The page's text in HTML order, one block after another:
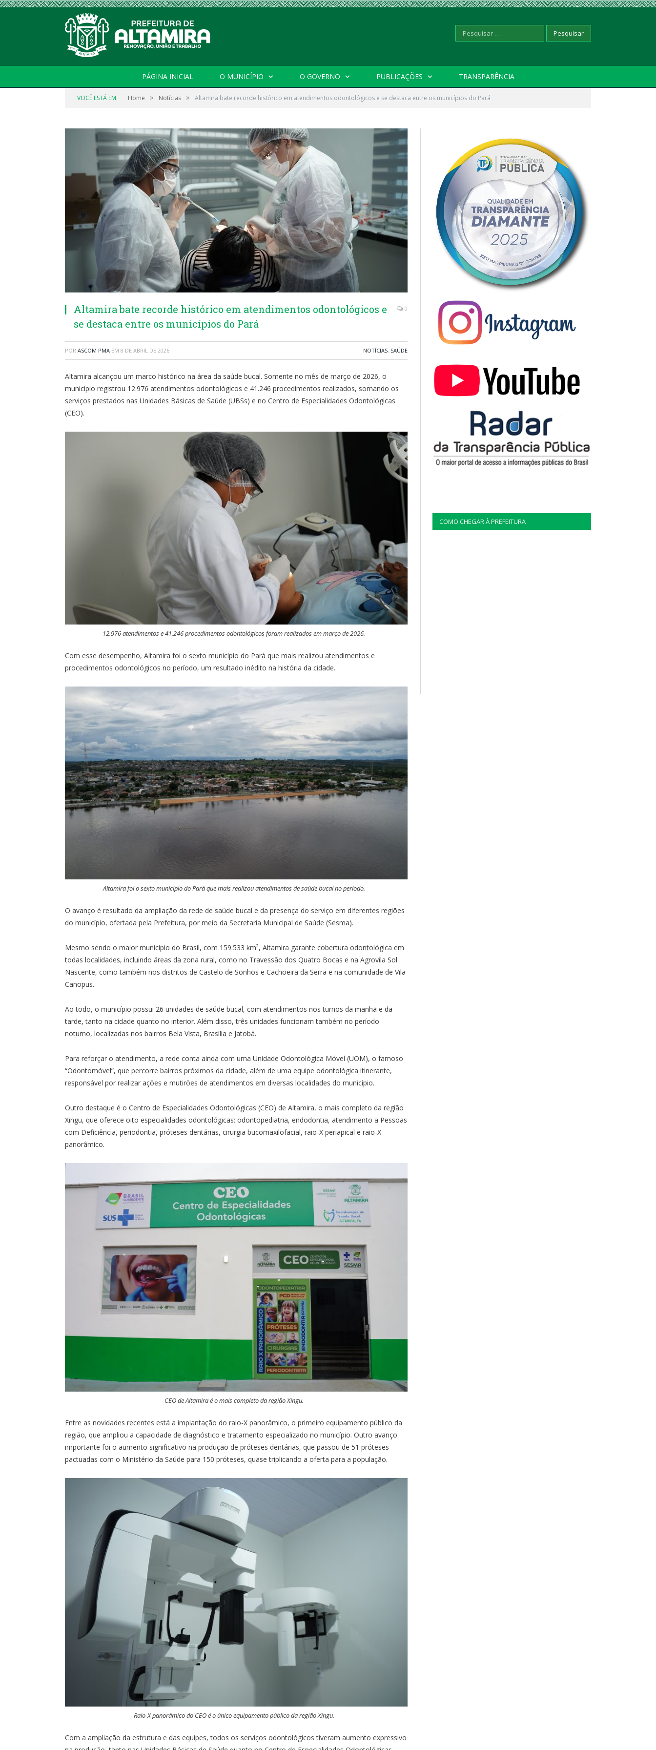
Pesquisar
por:
PÁGINA INICIAL O MUNICÍPIO O GOVERNO PUBLICAÇÕES TRANSPARÊNCIA
VOCÊ ESTÁ EM: Home » Notícias » Altamira bate recorde histórico em atendimentos odontológicos e se destaca entre os municípios do Pará
Altamira bate recorde histórico em atendimentos odontológicos e
se destaca entre os municípios do Pará
0
POR ASCOM PMA EM 8 DE ABRIL DE 2026 NOTÍCIAS, SAÚDE
Altamira alcançou um marco histórico na área da saúde bucal. Somente no mês de março de 2026, o
município registrou 12.976 atendimentos odontológicos e 41.246 procedimentos realizados, somando os
serviços prestados nas Unidades Básicas de Saúde (UBSs) e no Centro de Especialidades Odontológicas
(CEO).
12.976 atendimentos e 41.246 procedimentos odontológicos foram realizados em março de 2026.
Com esse desempenho, Altamira foi o sexto município do Pará que mais realizou atendimentos e
procedimentos odontológicos no período, um resultado inédito na história da cidade.
Altamira foi o sexto município do Pará que mais realizou atendimentos de saúde bucal no período.
O avanço é resultado da ampliação da rede de saúde bucal e da presença do serviço em diferentes regiões
do município, ofertada pela Prefeitura, por meio da Secretaria Municipal de Saúde (Sesma).
Mesmo sendo o maior município do Brasil, com 159.533 km², Altamira garante cobertura odontológica em
todas localidades, incluindo áreas da zona rural, como no Travessão dos Quatro Bocas e na Agrovila Sol
Nascente, como também nos distritos de Castelo de Sonhos e Cachoeira da Serra e na comunidade de Vila
Canopus.
Ao todo, o município possui 26 unidades de saúde bucal, com atendimentos nos turnos da manhã e da
tarde, tanto na cidade quanto no interior. Além disso, três unidades funcionam também no período
noturno, localizadas nos bairros Bela Vista, Brasília e Jatobá.
Para reforçar o atendimento, a rede conta ainda com uma Unidade Odontológica Móvel (UOM), o famoso
“Odontomóvel”, que percorre bairros próximos da cidade, além de uma equipe odontológica itinerante,
responsável por realizar ações e mutirões de atendimentos em diversas localidades do município.
Outro destaque é o Centro de Especialidades Odontológicas (CEO) de Altamira, o mais completo da região
Xingu, que oferece oito especialidades odontológicas: odontopediatria, endodontia, atendimento a Pessoas
com Deficiência, periodontia, próteses dentárias, cirurgia bucomaxilofacial, raio-X periapical e raio-X
panorâmico.
CEO de Altamira é o mais completo da região Xingu.
Entre as novidades recentes está a implantação do raio-X panorâmico, o primeiro equipamento público da
região, que ampliou a capacidade de diagnóstico e tratamento especializado no município. Outro avanço
importante foi o aumento significativo na produção de próteses dentárias, que passou de 51 próteses
pactuadas com o Ministério da Saúde para 150 próteses, quase triplicando a oferta para a população.
Raio-X panorâmico do CEO é o único equipamento público da região Xingu.
Com a ampliação da estrutura e das equipes, todos os serviços odontológicos tiveram aumento expressivo
COMO CHEGAR À PREFEITURA